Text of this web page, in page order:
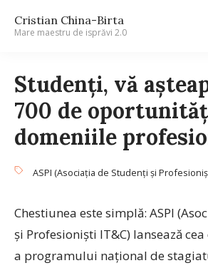
Cristian China-Birta
Mare maestru de isprăvi 2.0
Studenți, vă
700 de
domeniile
ASPI (Asociaţia de Studenţi şi
Chestiunea este simplă: ASPI
şi Profesionişti IT&C) lansează
a programului naţional de